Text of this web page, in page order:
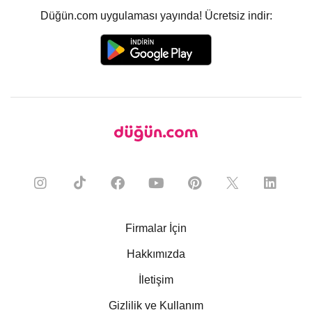
Düğün.com uygulaması yayında! Ücretsiz indir:
Firmalar İçin
Hakkımızda
İletişim
Gizlilik ve Kullanım